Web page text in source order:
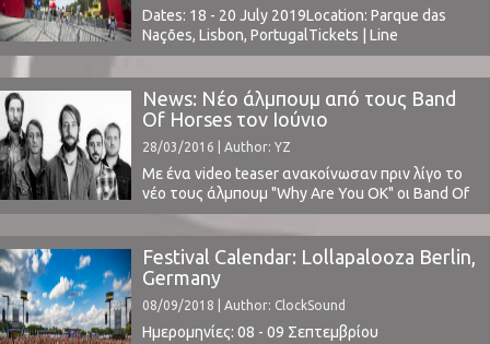
Dates: 18 - 20 July 2019Location: Parque das
Nações, Lisbon, PortugalTickets | Line
Upwww.superbocksuperrock.pt ⁪
News: Νέο άλμπουμ από τους Band
Of Horses τον Ιούνιο
28/03/2016 | Author: YZ
Με ένα video teaser ανακοίνωσαν πριν λίγο το
νέο τους άλμπουμ "Why Are You OK" οι Band Of
Horses, που θα κυκλοφορήσει από την
Interscope Records/American Recordings τον
ερχόμενο Ιούνιο.Η παραγωγή γίνεται από την
ίδια τη μπάντα μαζί με τους Jason Lytle των
Grandaddy και τον Rick Rubin.Τον Ιούλιο το ...
Festival Calendar: Lollapalooza Berlin,
Germany
08/09/2018 | Author: ClockSound
Ημερομηνίες: 08 - 09 Σεπτεμβρίου